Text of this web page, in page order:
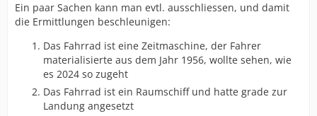
Ein paar Sachen kann man evtl. ausschliessen, und damit
die Ermittlungen beschleunigen:
Das Fahrrad ist eine Zeitmaschine, der Fahrer
materialisierte aus dem Jahr 1956, wollte sehen, wie
es 2024 so zugeht
Das Fahrrad ist ein Raumschiff und hatte grade zur
Landung angesetzt